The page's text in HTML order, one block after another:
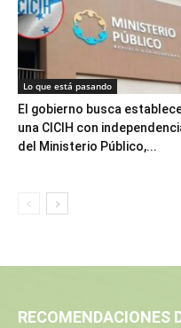
Lo que está pasando
El gobierno busca
una CICIH con
del Ministerio Público,...
RECOMENDACIONES